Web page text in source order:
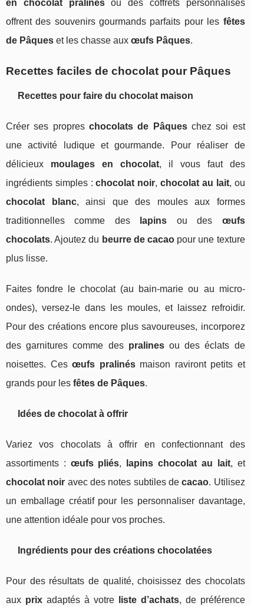
en chocolat pralinésou des coffrets personnalisés
offrent des souvenirs gourmands parfaits pour les fêtes
de Pâques et les chasse aux œufs Pâques.
Recettes faciles de chocolat pour Pâques
Recettes pour faire du chocolat maison
Créer ses propres chocolats de Pâqueschez soi est
une activité ludique et gourmande. Pour réaliser de
délicieux moulages en chocolat, il vous faut des
ingrédients simples :chocolat noir,chocolat au lait, ou
chocolat blanc, ainsi que des moules aux formes
traditionnelles comme des
lapins ou des œufs
chocolats. Ajoutez du beurre de cacao pour une texture
plus lisse.
Faites fondre le chocolat (au bain-marie ou au micro-
ondes), versez-le dans les moules, et laissez refroidir.
Pour des créations encore plus savoureuses, incorporez
des garnitures comme des pralinesou des éclats de
noisettes. Cesœufs pralinésmaison raviront petits et
grands pour les fêtes de Pâques.
Idées de chocolat à offrir
Variez vos chocolats à offrir en confectionnant des
assortiments : œufs pliés, lapins chocolat au lait, et
chocolat noir avec des notes subtiles decacao. Utilisez
un emballage créatif pour les personnaliser davantage,
une attention idéale pour vos proches.
Ingrédients pour des créations chocolatées
Pour des résultats de qualité, choisissez des chocolats
aux prixadaptés à votre liste d’achats, de préférence